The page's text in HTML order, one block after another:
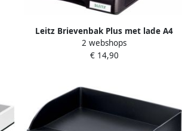
Leitz Brievenbak Plus met lade A4
maxi zwart
2 webshops
€ 14,90